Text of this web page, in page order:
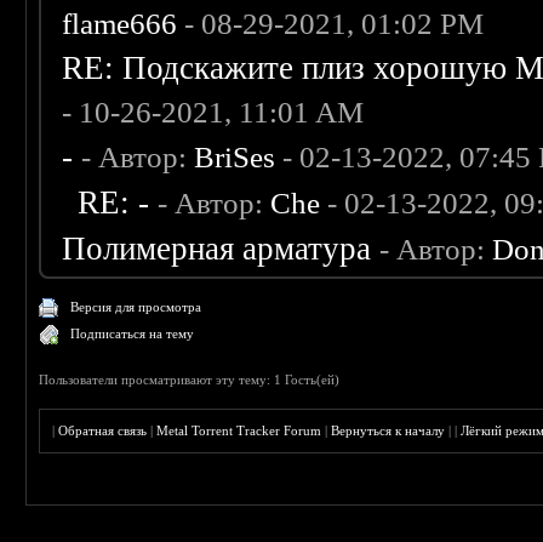
flame666 - 08-29-2021, 01:02 PM
RE: Подскажите плиз хорошую
- 10-26-2021, 11:01 AM
- - Автор:BriSes - 02-13-2022, 07:45
RE: - - Автор: Che - 02-13-2022,
Полимерная арматура - Автор:
Версия для просмотра
Подписаться на тему
Пользователи просматривают эту тему: 1 Гость(ей)
|Обратная связь |Metal Torrent Tracker Forum |Вернуться к началу ||Лёгкий